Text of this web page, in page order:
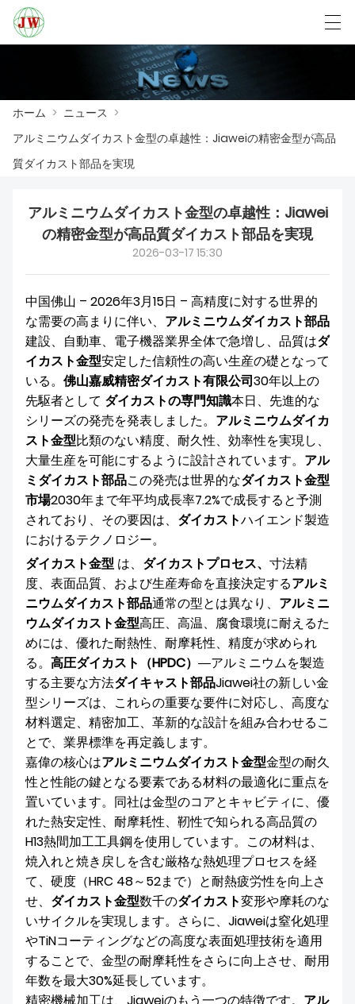
ニュース
工場展示
我々に連絡し
私たちについて
Български Deutsch
ホーム > ニュース >
アルミニウムダイカスト金型の卓越性：Jiaweiの精密金型が高品
質ダイカスト部品を実現
アルミニウムダイカスト金型の卓越性：Jiawei
の精密金型が高品質ダイカスト部品を実現
2026-03-17 15:30
中国佛山 – 2026年3月15日 – 高精度に対する世界的
な需要の高まりに伴い、 アルミニウムダイカスト部品
建設、自動車、電子機器業界全体で急増し、品質はダ
イカスト金型安定した信頼性の高い生産の礎となって
いる。 佛山嘉威精密ダイカスト有限公司30年以上の
先駆者として ダイカストの専門知識本日、先進的な
シリーズの発売を発表しました。 アルミニウムダイカ
スト金型比類のない精度、耐久性、効率性を実現し、
大量生産を可能にするように設計されています。 アル
ミダイカスト部品この発売は世界的なダイカスト金型
市場2030年まで年平均成長率7.2%で成長すると予測
されており、その要因は、 ダイカストハイエンド製造
におけるテクノロジー。
ダイカスト金型 は、 ダイカストプロセス、 寸法精
度、表面品質、および生産寿命を直接決定するアルミ
ニウムダイカスト部品通常の型とは異なり、 アルミニ
ウムダイカスト金型高圧、高温、腐食環境に耐えるた
めには、優れた耐熱性、耐摩耗性、精度が求められ
る。 高圧ダイカスト（HPDC） ―アルミニウムを製造
する主要な方法ダイキャスト部品Jiawei社の新しい金
型シリーズは、これらの重要な要件に対応し、高度な
材料選定、精密加工、革新的な設計を組み合わせるこ
とで、業界標準を再定義します。
嘉偉の核心はアルミニウムダイカスト金型金型の耐久
性と性能の鍵となる要素である材料の最適化に重点を
置いています。同社は金型のコアとキャビティに、優
れた熱安定性、耐摩耗性、靭性で知られる高品質の
H13熱間加工工具鋼を使用しています。この材料は、
焼入れと焼き戻しを含む厳格な熱処理プロセスを経
て、硬度（HRC 48～52まで）と耐熱疲労性を向上さ
せ、 ダイカスト金型数千のダイカスト変形や摩耗のな
いサイクルを実現します。さらに、Jiaweiは窒化処理
やTiNコーティングなどの高度な表面処理技術を適用
することで、金型の耐摩耗性をさらに向上させ、耐用
年数を最大30%延長しています。